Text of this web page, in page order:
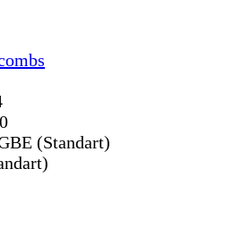
(Standart)